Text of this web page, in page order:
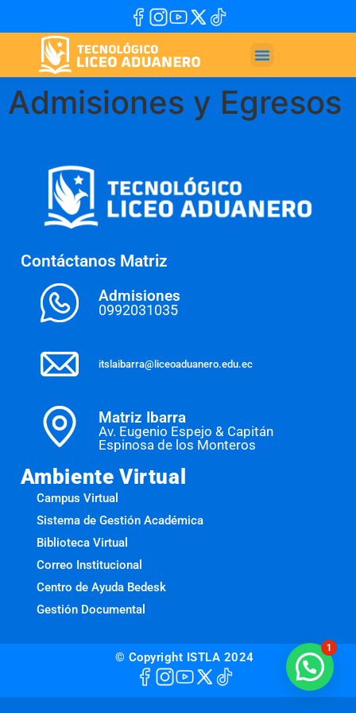
Admisiones y Egresos
Contáctanos Matriz
Admisiones
0992031035
itslaibarra@liceoaduanero.edu.ec
Matriz Ibarra
Av. Eugenio Espejo & Capitán
Espinosa de los Monteros
Ambiente Virtual
Campus Virtual
Sistema de Gestión Académica
Biblioteca Virtual
Correo Institucional
Centro de Ayuda Bedesk
Gestión Documental
© Copyright ISTLA 2024
1